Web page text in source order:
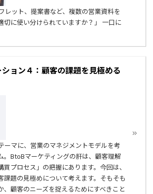
レット、提案書など、複数の営業資料を
切に使い分けられていますか？」 一口に
ョン４：顧客の課題を見極める
ーマに、営業のマネジメントモデルを考
。BtoBマーケティングの肝は、顧客理解
買プロセス」の把握にあります。今回は、
課題の見極めについて考えます。そもそも
、顧客のニーズを捉えるためにすべきこと